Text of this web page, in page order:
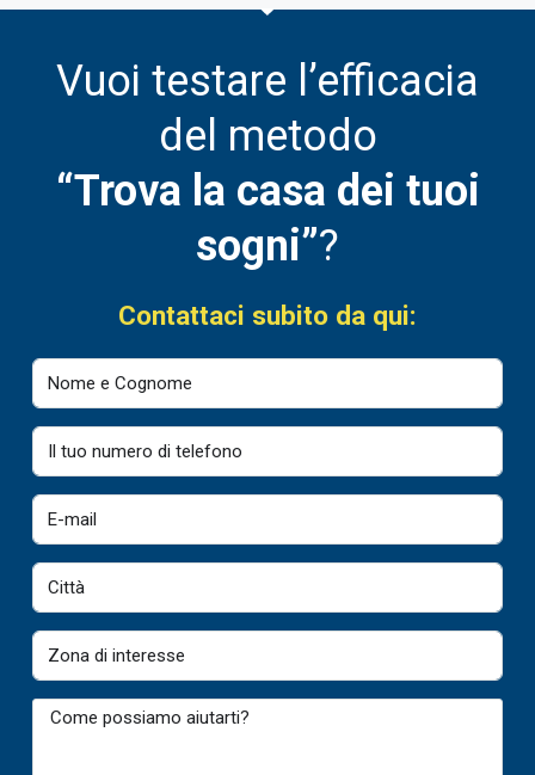
Vuoi testare l’efficacia
del metodo
“Trova la casa dei tuoi
sogni”?
Contattaci subito da qui: